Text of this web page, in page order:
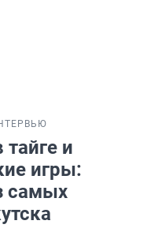
и
игры:
самых